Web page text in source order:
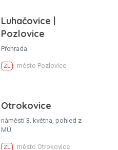
Luhačovice |
Pozlovice
Přehrada
ZL město Pozlovice
Otrokovice
náměstí 3. května, pohled z
MÚ
ZL město Otrokovice